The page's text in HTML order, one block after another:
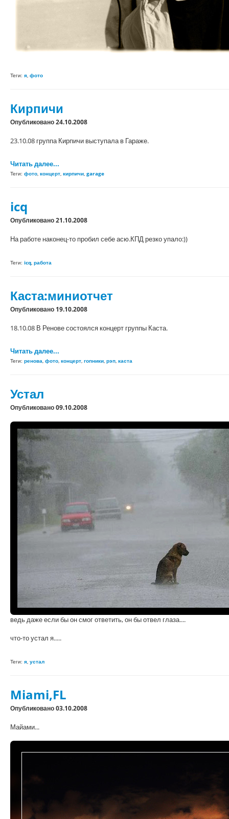
Теги: я, фото
Кирпичи
Опубликовано 24.10.2008
23.10.08 группа Кирпичи выступала в Гараже.
Читать далее...
Теги: фото, концерт, кирпичи, garage
icq
Опубликовано 21.10.2008
На работе наконец-то пробил себе асю.КПД резко упало:))
Теги: icq, работа
Каста:миниотчет
Опубликовано 19.10.2008
18.10.08 В Ренове состоялся концерт группы Каста.
Читать далее...
Теги: ренова, фото, концерт, гопники, рэп, каста
Устал
Опубликовано 09.10.2008
ведь даже если бы он смог ответить, он бы отвел глаза....
что-то устал я.....
Теги: я, устал
Miami,FL
Опубликовано 03.10.2008
Майами...